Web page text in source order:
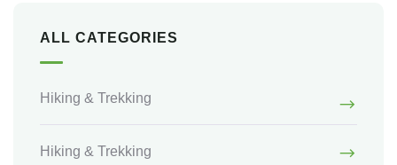
ALL CATEGORIES
Hiking & Trekking
Hiking & Trekking